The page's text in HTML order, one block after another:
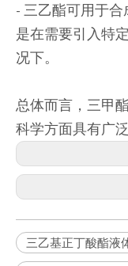
- 三乙酯可用于
是在需要引入特
况下。
总体而言，三甲
科学方面具有广泛
三乙基正丁酸酯液